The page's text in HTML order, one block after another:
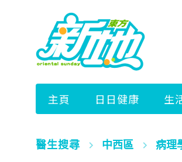
醫生搜尋 中西區 病理